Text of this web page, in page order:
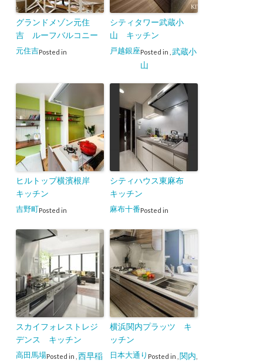
グランドメゾン元住
吉 ルーフバルコニー
Posted in
元住吉
シティタワー武蔵小
山 キッチン
Posted in
戸越銀座
武蔵小
山
ヒルトップ横濱根岸
キッチン
Posted in
吉野町
シティハウス東麻布
キッチン
Posted in
麻布十番
スカイフォレストレジ
デンス キッチン
Posted in
高田馬場
西早稲
横浜関内プラッツ キ
ッチン
Posted in
日本大通り 関内